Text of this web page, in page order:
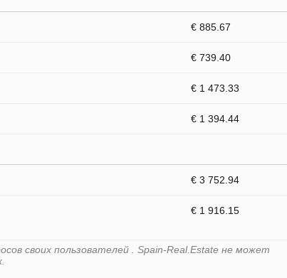
€ 885.67
€ 739.40
€ 1 473.33
€ 1 394.44
€ 3 752.94
€ 1 916.15
своих пользователей . Spain-Real.Estate не может